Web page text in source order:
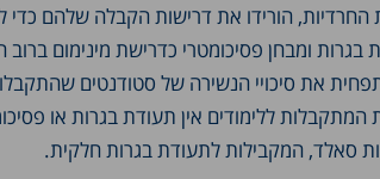
הורידו את דרישות הקבלה שלהם כדי
ומבחן פסיכומטרי כדרישת מינימום ברוב
את סיכויי הנשירה של סטודנטים
ללימודים אין תעודת בגרות או
סאלד, המקבילות לתעודת בגרות חלקית.